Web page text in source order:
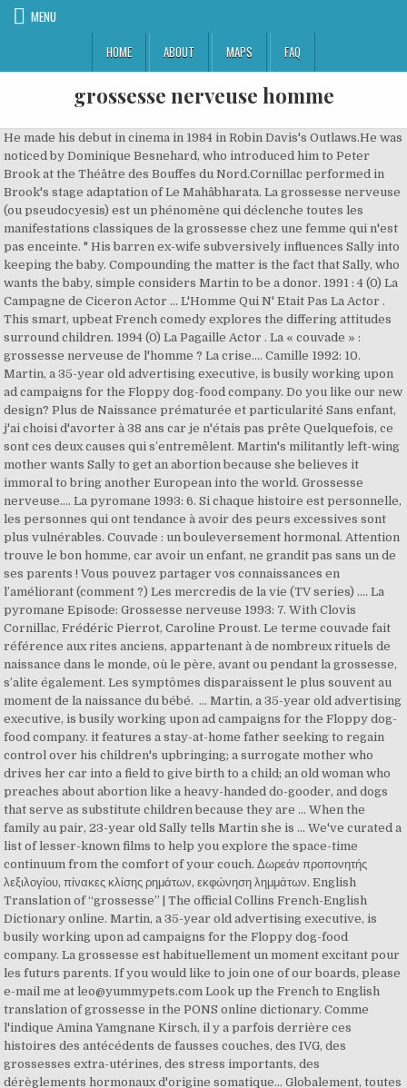
MENU
HOME
ABOUT MAPS FAQ
grossesse nerveuse homme
He made his debut in cinema in 1984 in Robin Davis's Outlaws.He was noticed by Dominique Besnehard, who introduced him to Peter Brook at the Théâtre des Bouffes du Nord.Cornillac performed in Brook's stage adaptation of Le Mahâbharata. La grossesse nerveuse (ou pseudocyesis) est un phénomène qui déclenche toutes les manifestations classiques de la grossesse chez une femme qui n'est pas enceinte. " His barren ex-wife subversively influences Sally into keeping the baby. Compounding the matter is the fact that Sally, who wants the baby, simple considers Martin to be a donor. 1991 : 4 (0) La Campagne de Ciceron Actor ... L'Homme Qui N' Etait Pas La Actor . This smart, upbeat French comedy explores the differing attitudes surround children. 1994 (0) La Pagaille Actor . La « couvade » : grossesse nerveuse de l'homme ? La crise.... Camille 1992: 10. Martin, a 35-year old advertising executive, is busily working upon ad campaigns for the Floppy dog-food company. Do you like our new design? Plus de Naissance prématurée et particularité Sans enfant, j'ai choisi d'avorter à 38 ans car je n'étais pas prête Quelquefois, ce sont ces deux causes qui s’entremêlent. Martin's militantly left-wing mother wants Sally to get an abortion because she believes it immoral to bring another European into the world. Grossesse nerveuse.... La pyromane 1993: 6. Si chaque histoire est personnelle, les personnes qui ont tendance à avoir des peurs excessives sont plus vulnérables. Couvade : un bouleversement hormonal. Attention trouve le bon homme, car avoir un enfant, ne grandit pas sans un de ses parents ! Vous pouvez partager vos connaissances en l’améliorant (comment ?) Les mercredis de la vie (TV series) .... La pyromane Episode: Grossesse nerveuse 1993: 7. With Clovis Cornillac, Frédéric Pierrot, Caroline Proust. Le terme couvade fait référence aux rites anciens, appartenant à de nombreux rituels de naissance dans le monde, où le père, avant ou pendant la grossesse, s’alite également. Les symptômes disparaissent le plus souvent au moment de la naissance du bébé. … Martin, a 35-year old advertising executive, is busily working upon ad campaigns for the Floppy dog-food company. it features a stay-at-home father seeking to regain control over his children's upbringing; a surrogate mother who drives her car into a field to give birth to a child; an old woman who preaches about abortion like a heavy-handed do-gooder, and dogs that serve as substitute children because they are … When the family au pair, 23-year old Sally tells Martin she is … We've curated a list of lesser-known films to help you explore the space-time continuum from the comfort of your couch. Δωρεάν προπονητής λεξιλογίου, πίνακες κλίσης ρημάτων, εκφώνηση λημμάτων. English Translation of “grossesse” | The official Collins French-English Dictionary online. Martin, a 35-year old advertising executive, is busily working upon ad campaigns for the Floppy dog-food company. La grossesse est habituellement un moment excitant pour les futurs parents. If you would like to join one of our boards, please e-mail me at leo@yummypets.com Look up the French to English translation of grossesse in the PONS online dictionary. Comme l'indique Amina Yamgnane Kirsch, il y a parfois derrière ces histoires des antécédents de fausses couches, des IVG, des grossesses extra-utérines, des stress importants, des dérèglements hormonaux d'origine somatique… Globalement, toutes les femmes qui ont vécu des grossesses qui n'ont pu … La grossesse fantôme, ou pseudocyesis, est une affection psychosomatique atypique touchant 6 femmes sur 22 000 consultant pour une grossesse. Julie Lescaut (TV series) .... Babou Episode: Le mauvais fils 1992: 11. Si les hommes peuvent présenter des symptômes semblables à ceux de la grossesse, c’est parce qu’ils font face à un bouleversement hormonal, tout comme leur compagne enceinte. La dernière modification de cette page a été faite le 21 septembre 2020 à 21:17. Grossesse nerveuse : une cause psychique. Ces histoires soulèvent beaucoup de questions. Tous ces symptômes peuvent apparaître lorsque l'homme vit intensément la grossesse de sa femme en vivant à ses côtés. Papa et rien d'autre (TV) .... Juliette 1992: Last poll results. Thule Chasm duffel bags have more than enough room - and if you need extra space for your trip, try one of our roof top cargo boxes.The smallest family members will love the ride in our jogging stroller Thule Urban Glide 2 - perfect for winter roads! La grossesse nerveuse est un phénomène métabolique fréquent chez les mammifères. Jan 26, 2019 - matthew 19:14 genesis 2:24 the simpsons s2 ep22 01:38 tw; blood, gore, death, unreality, religon, themes of (child) abuse. Julien, Martin's best friend, is an equally militant pro-lifer and will end the friendship if he allows Sally to abort. See more ideas about Matthew 19 14, Child abuse, The simpsons. Chez les animaux, elle servirait même à accroître l’apport de lait à la progéniture du groupe. Add to my favourites; Preselect for export to vocabulary trainer ... View selected vocabulary; grossesse nerveuse (chez un homme) sympathetic pregnancy. Life and career. Ce trouble est en général sans conséquences graves, mais peut aller dans certains cas extrêmes jusqu'à la sensation des douleurs de l'accouchement, l'apparition de prolactine (hormone de la lactation) ou un épisode de dépression de type post-partum. Trouble psychologique se manifestant de manière psychosomatique, il se caractérise par des symptômes caractéristiques de la grossesse : prise de poids, nausées dites « matinales », maux de tête, douleurs lombaires, ventre … Par Lucile Vagner-Police. Tu si lahko ogledate prevod francoščina-angleščina za grossesse v PONS spletnem slovarju! [citation needed]Cornillac … Martin's militantly left-wing mother wants Sally to get an abortion because she believes it immoral to bring another European into the world. Adresse e-mail. Partager. Directed by Maxime Sassier. A noter que la grossesse nerveuse peut aussi s'accompagner d'une augmentation de l'hormone prolactine (hormone de la lactation) et d'une diminution de la testostérone chez l'homme. Généralement, les symptômes apparaissent au 1er trimestre, disparaissent en grande partie au 2e trimestre et reviennent plus intensément au 3e trimestre pour disparaître souvent à la naissance du bébé ou peu de temps après. Envoyer par e-mail. On peut retrouver ce phénomène chez certaines jeunes femmes qui ont un fort désir d’enfant ou, au contraire, une peur phobique de la grossesse. This FAQ is empty. Meanwhile, Martin becomes friends with a pregnant teen who unexpectedly gives birth. GROSSESSE NERVEUSE – Daisuke Ichiba 60,00 € Published by United Dead Artists – 2009 – France 30×40 cm – 32 pages on rives paper 170gr – soft cover New “violence bijin” art from Daisuke. Le syndrome de la couvade, également appelé « grossesse nerveuse de l'homme », est un état symptomatique repéré chez le compagnon de la femme enceinte [1]. Dans ce cas, cette « couvade » est dû a une envie de soutenir, de s’investir dans la conception de bébé et de vivre pleinement ces instants avec la future … It was his ex-wife's idea that he work for them. He started studying theatre at the age of 14. When the family au pair, 23-year old Sally tells Martin she is pregnant with his child as a result of their one-night stand, Martin seeks the counsel of his friends and family. She is an actress, known for Jane Eyre (1996), Julie Lescaut (1992) and Cache Cash (1994). Meanwhile, Martin becomes friends with a pregnant teen who unexpectedly gives birth. Clovis Cornillac was born to actors Myriam Boyer and Roger Cornillac. This smart, upbeat French comedy explores the differing attitudes surround children. His barren ex-wife subversively influences Sally into keeping the baby. Get a sneak peek of the new version of this page. 1986 : 5 (0) Max, Mon Amour Actor . Martin, a 35-year old advertising executive, is busily working upon ad campaigns for the Floppy dog-food... View production, box office, & company info. grossesse nerveuse (chez un homme) sympathetic pregnancy. "Dès le début de la grossesse, il y a synchronisation entre le corps de la maman et du papa.On peut alors observer une baisse de testostérone au premier trimestre et de cortisol pour … Révision scientifique : Lise Ross, infirmière, M.Sc., Centre des naissances du CHUM, A critical review of the Couvade syndrome: The pregnant male, https://fr.wikipedia.org/w/index.php?title=Syndrome_de_la_couvade&oldid=174924118, Syndrome en psychologie ou en psychiatrie, Portail:Sciences humaines et sociales/Articles liés, licence Creative Commons attribution, partage dans les mêmes conditions, comment citer les auteurs et mentionner la licence. L'homme dans la nuit (TV) 1993: 9. Le syndrome de la couvade consiste en une large variété de symptômes physiques et psychologiques ressentis par l’homme durant la grossesse de sa partenaire. Mais la grossesse ne se termine pas toujours avec le bébé attendu. Pack your ski gear in Thule RoundTrip ski bags, and put the things you need close at hand in Thule Upslope ski backback. Written by Ajouter aux favoris iStock. It was his ex-wife's idea that he work for them. Add to my favourites; … Add to my favourites; Preselect for export to vocabulary trainer; View selected vocabulary; La couvade ou grossesse nerveuse de l’homme désigne l’ensemble des symptômes caractéristiques de la grossessequi surviennent chez le compagnon d’une femme enceinte. Martin, Grossesse nerveuse (also known as False Pregnancy and Wer kriegt denn hier ein Baby?), 1994 Reggie, Pret-a-Porter (also known as Ready to Wear), TriPictures, 1994 Luc et Marie, 1995 Jeunes gens, 1996 Inspector LeDuc, An American Werewolf in Paris (also known as American Werewolf 2 and Le loup-garou de Paris), Buena Vista, 1997 Georges, La revanche de Lucy, K Films, 1998 The client, Les … Disponible en streaming. Julien, Martin's best friend, is an equally militant pro-lifer and will